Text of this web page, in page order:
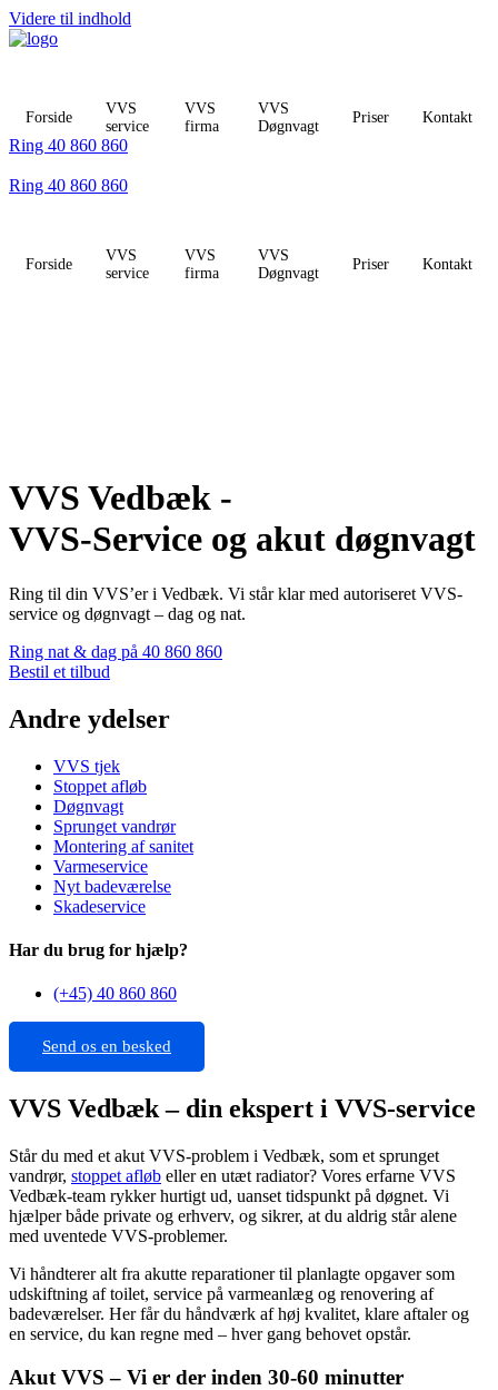
Videre til indhold
Forside
VVS
service
VVS
firma
VVS
Døgnvagt
Priser Kontakt
Ring 40 860 860
Ring 40 860 860
Forside
VVS
service
VVS
firma
VVS
Døgnvagt
Priser Kontakt
VVS Vedbæk -
VVS-Service og akut døgnvagt
Ring til din VVS’er i Vedbæk. Vi står klar med autoriseret VVS-
service og døgnvagt – dag og nat.
Ring nat & dag på 40 860 860
Bestil et tilbud
Andre ydelser
VVS tjek
Stoppet afløb
Døgnvagt
Sprunget vandrør
Montering af sanitet
Varmeservice
Nyt badeværelse
Skadeservice
Har du brug for hjælp?
(+45) 40 860 860
Send os en besked
VVS Vedbæk – din ekspert i VVS-service
Står du med et akut VVS-problem i Vedbæk, som et sprunget
vandrør, stoppet afløb eller en utæt radiator? Vores erfarne VVS
Vedbæk-team rykker hurtigt ud, uanset tidspunkt på døgnet. Vi
hjælper både private og erhverv, og sikrer, at du aldrig står alene
med uventede VVS-problemer.
Vi håndterer alt fra akutte reparationer til planlagte opgaver som
udskiftning af toilet, service på varmeanlæg og renovering af
badeværelser. Her får du håndværk af høj kvalitet, klare aftaler og
en service, du kan regne med – hver gang behovet opstår.
Akut VVS – Vi er der inden 30-60 minutter